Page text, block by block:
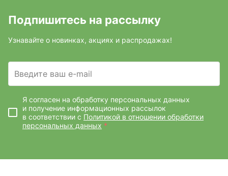
Подпишитесь на рассылку
Узнавайте о новинках, акциях и распродажах!
Введите ваш e-mail
Я согласен на обработку персональных данных
и получение информационных рассылок
в соответствии с Политикой в отношении обработки
персональных данных *